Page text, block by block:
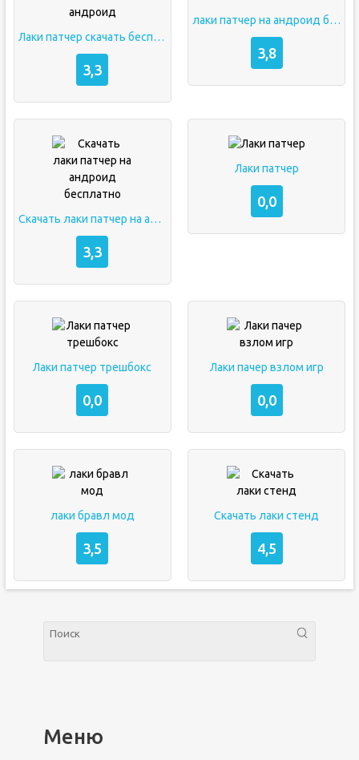
Лаки патчер скачать бесплатно на андроид
3,3
лаки патчер на андроид бесплатно
3,8
Скачать лаки патчер на андроид бесплатно
3,3
Лаки патчер
0,0
Лаки патчер трешбокс
0,0
Лаки пачер взлом игр
0,0
лаки бравл мод
3,5
Скачать лаки стенд
4,5
Меню